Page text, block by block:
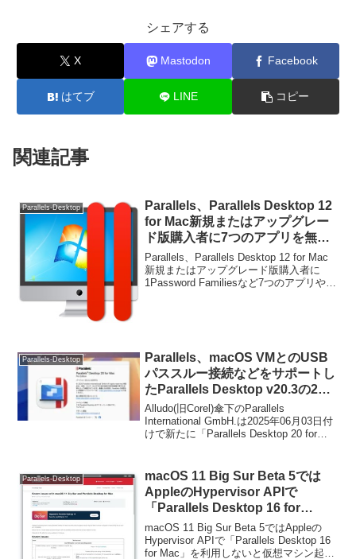
シェアする
X Mastodon Facebook
はてブ LINE コピー
関連記事
Parallels-Desktop
Parallels、Parallels Desktop 12
for Mac新規またはアップグレー
ド版購入者に7つのアプリを無料
で提供するブラックフライデーセ
ールを開催。
Parallels、Parallels Desktop 12 for Mac
新規またはアップグレード版購入者に
1Password Familiesなど7つのアプリやサ
Parallels-Desktop
Parallels、macOS VMとのUSB
パススルー接続などをサポートし
たParallels Desktop v20.3の2度
目のHotfixとなる「Parallels
Desktop 20 for Mac v20.3.2」を
リリース。
Alludo(旧Corel)傘下のParallels
International GmbH.は2025年06月03日付
けで新たに「Parallels Desktop 20 for
Parallels-Desktop
macOS 11 Big Sur Beta 5では
AppleのHypervisor APIで
「Parallels Desktop 16 for
Mac」を利用しないと仮想マシン
起動時にMacがクラッシュする。
macOS 11 Big Sur Beta 5ではAppleの
Hypervisor APIで「Parallels Desktop 16
for Mac」を利用しないと仮想マシン起動